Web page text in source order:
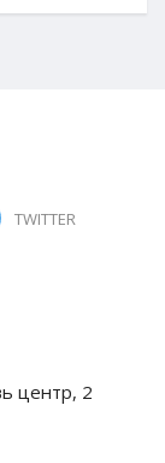
TWITTER
центр, 2